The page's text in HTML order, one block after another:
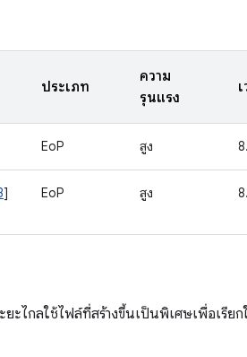
ประเภท
ความ
รุนแรง
EoP สูง
]
EoP สูง
ะไกลใช้ไฟล์ที่สร้างขึ้นเป็นพิเศษเพื่อเรีย